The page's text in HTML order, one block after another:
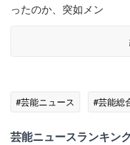
ったのか、突如メン
#芸能ニュース #芸能総
芸能ニュースランキン